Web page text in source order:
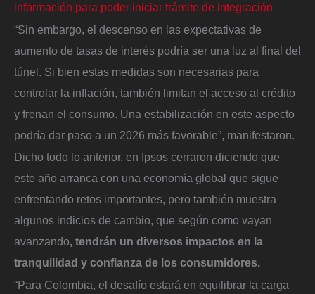
información para poder iniciar trámite de integración
“Sin embargo, el descenso en las expectativas de
aumento de tasas de interés podría ser una luz al final del
túnel. Si bien estas medidas son necesarias para
controlar la inflación, también limitan el acceso al crédito
y frenan el consumo. Una estabilización en este aspecto
podría dar paso a un 2026 más favorable”, manifestaron.
Dicho todo lo anterior, en Ipsos cerraron diciendo que
este año arranca con una economía global que sigue
enfrentando retos importantes, pero también muestra
algunos indicios de cambio, que según como vayan
avanzando, tendrán un diversos impactos en la
tranquilidad y confianza de los consumidores.
“Para Colombia, el desafío estará en equilibrar la carga